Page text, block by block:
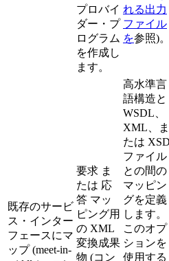
プロバイ
ダー・プ
ログラム
を作成し
ます。
れる出力
ファイル
を参照)。
既存のサービ
ス・インター
フェースにマ
ップ (meet-in-
要求 ま
たは 応
答 マッ
ピング用
の XML
変換成果
物 (コン
高水準言
語構造と
WSDL、
XML、ま
たは XSD
ファイル
との間の
マッピン
グを定義
します。
このオプ
ションを
使用する